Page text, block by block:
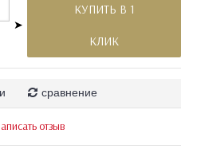
➤
КУПИТЬ В 1
КЛИК
сравнение
отзыв